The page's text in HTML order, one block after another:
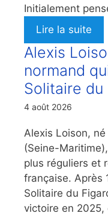
Initialement
Lire la suite
Alexis
normand
Solitaire du
4 août 2026
Alexis Loison,
(Seine-
plus réguliers et
française. Après
Solitaire du
victoire en 2025,